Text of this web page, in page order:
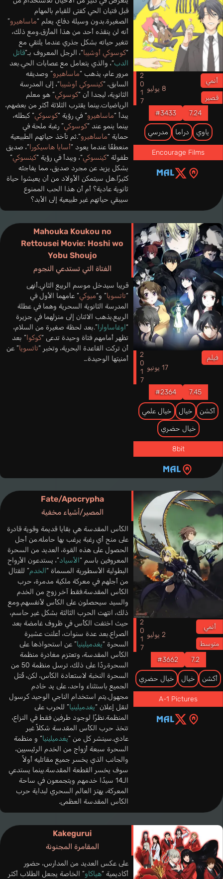
أنمي
قصير
8 يوليو 2017
7.24
#3433
ياوي دراما مدرسي
Encourage Films
قبل فتيان الحي كفتى للقيام بالمهام
الصغيرة.بدون وسيلة دفاع، يعلم “ماساهيرو”
أنه لن ينقذه أحد من هذا المأزق.ومع ذلك،
تتغير حياته بشكل جذري عندما يلتقي مع
“كوسوكي أوشيبا“، الرجل المعروف بـ”قاتل
الدب“، والذي يتعامل مع عصابات الحي.بعد
مرور عام، يذهب “ماساهيرو” وصديقه
السابق، “كينسوكي أوشيبا“، إلى المدرسة
الثانوية، ليجدا أن “كوسوكي” هو معلم
الرياضيات.بينما يقترب الثلاثة أكثر من بعضهم،
يبدأ “ماساهيرو” في رؤية “كوسوكي” كبطله،
بينما ينمو عند “كوسوكي” رغبة ملحة في
حماية “ماساهيرو“.ثم تأخذ حياتهم الطبيعية
منعطفًا عندما يعود “أسايا هاسيكورا“، صديق
طفولة “كينسوكي“، ويبدأ في رؤية “كينسوكي”
بشكل يزيد عن مجرد صديق، مما يفاجئه
كثيرًا.هل سيتمكن الأولاد من أن يعيشوا حياة
ثانوية عادية؟ أم أن هذا الحب الممنوع
سيبقي حياتهم غير طبيعية إلى الأبد؟
Mahouka Koukou no
Rettousei Movie: Hoshi wo
Yobu Shoujo
الفتاة التي تستدعي النجوم
فيلم
17 يونيو
2017
7.45
#2364
أكشن خيال خيال علمي
خيال حضري
8bit
قريبا سيدخل موسم الربيع الثاني.أنهى
“تاتسويا” و“ميوكي” عامهما الأول في
المدرسة الثانوية السحرية وهما في عطلة
الربيع.يذهب الاثنان إلى منزلهما في جزيرة
“اوغاساوارا”.بعد لحظة صغيرة من السلام،
تظهر أمامهم فتاة وحيدة تدعى “كوكوا” بعد
أن تركت القاعدة البحرية، وتخبر “تاتسويا” عن
أمنيتها الوحيدة…
Fate/Apocrypha
المصير/أشياء مخفية
أنمي
متوسط
2 يوليو 2017
7.2
#3662
أكشن خيال خيال حضري
A-1 Pictures
الكأس المقدسة هي بقايا قديمة وقوية قادرة
على منح أي رغبة يرغب بها حامله.من أجل
الحصول على هذه القوة، العديد من السحرة
المعروفين باسم “الأسياد”، يستدعون الأرواح
البطولية الأسطورية المسماة “الخدم” للقتال
من أجلهم في معركة ملكية مدمرة، حرب
الكأس المقدسة.فقط آخر زوج من الخدم
والسيد سيحصلون على الكأس لأنفسهم.ومع
ذلك، انتهت الحرب الثالثة بشكل غير حاسم،
حيث اختفت الكأس في ظروف غامضة بعد
الصراع.بعد عدة سنوات، أعلنت عشيرة
السحرة “يغدميلينيا” عن استحواذها على
الكأس المقدسة، وتعتزم مغادرة منظمة
السحرة.ردًا على ذلك، ترسل منظمة 50 من
السحرة النخبة لاستعادة الكأس، لكن، قُتل
الجميع باستثناء واحد، على يد خادم
مجهول.يتم استخدام الناجي الوحيد كرسول
لنقل إعلان “يغدميلينيا” للحرب على
المنظمة.نظرًا لوجود طرفين فقط في النزاع،
تتخذ حرب الكأس المقدسة شكلاً غير
عادي.سينشر كل من “يغدميلينيا” و منظمة
السحرة سبعة أزواج من الخدم الرئيسيين،
والجانب الذي يخسر جميع مقاتليه أولاً
سوف يخسر القطعة المقدسة.بينما يستدعي
الـ14 سيدًا خدمهم ويتجمعون في ساحة
المعركة، يهتز العالم السحري لبداية حرب
الكأس المقدسة العظمى.
Kakegurui
المقامرة المجنونة
على عكس العديد من المدارس، حضور
أكاديمية “هياكاو” الخاصة يجعل الطلاب أكثر